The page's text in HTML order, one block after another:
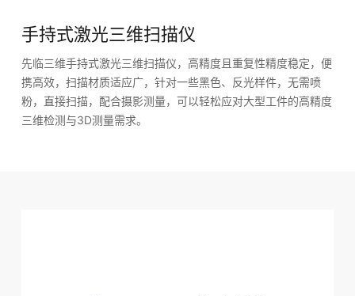
产品
行业方案
客户支持
手持式激光三维扫描仪
先临三维手持式激光三维扫描仪，高精度且重复性精度稳定，便
携高效，扫描材质适应广，针对一些黑色、反光样件，无需喷
粉，直接扫描，配合摄影测量，可以轻松应对大型工件的高精度
三维检测与3D测量需求。